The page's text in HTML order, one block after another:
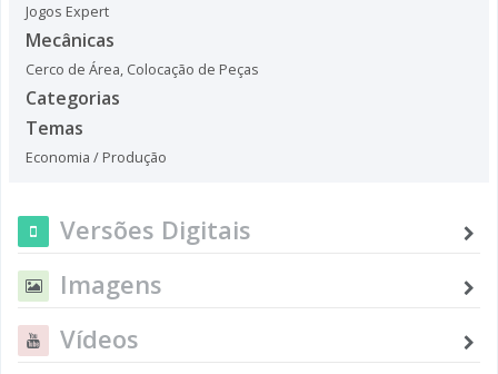
Jogos Expert
Mecânicas
Cerco de Área, Colocação de Peças
Categorias
Temas
Economia / Produção
Versões Digitais
Imagens
Vídeos